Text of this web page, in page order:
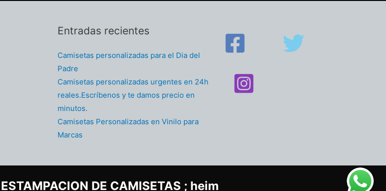
Entradas recientes
Camisetas personalizadas para el Dia del
Padre
Camisetas personalizadas urgentes en 24h
reales.Escríbenos y te damos precio en
minutos.
Camisetas Personalizadas en Vinilo para
Marcas
DE CAMISETAS ; heim